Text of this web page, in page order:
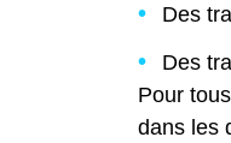
Des
Des
Pour
dans les